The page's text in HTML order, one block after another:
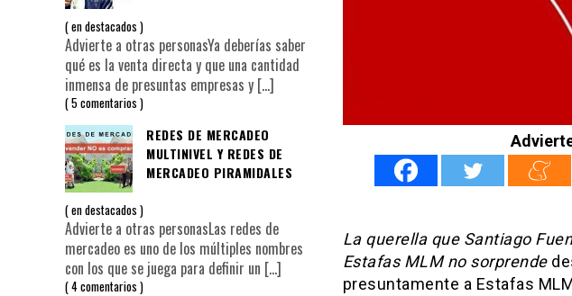
La querella que Santiago
Estafas MLM no sorprende
presuntamente a Estafas
endestacados
Advierte a otras personasYa deberías saber
qué es la venta directa y que una cantidad
inmensa de presuntas empresas y […]
5 comentarios
REDES DE MERCADEO
MULTINIVEL Y REDES DE
MERCADEO PIRAMIDALES
endestacados
Advierte a otras personasLas redes de
mercadeo es uno de los múltiples nombres
con los que se juega para definir un […]
4 comentarios